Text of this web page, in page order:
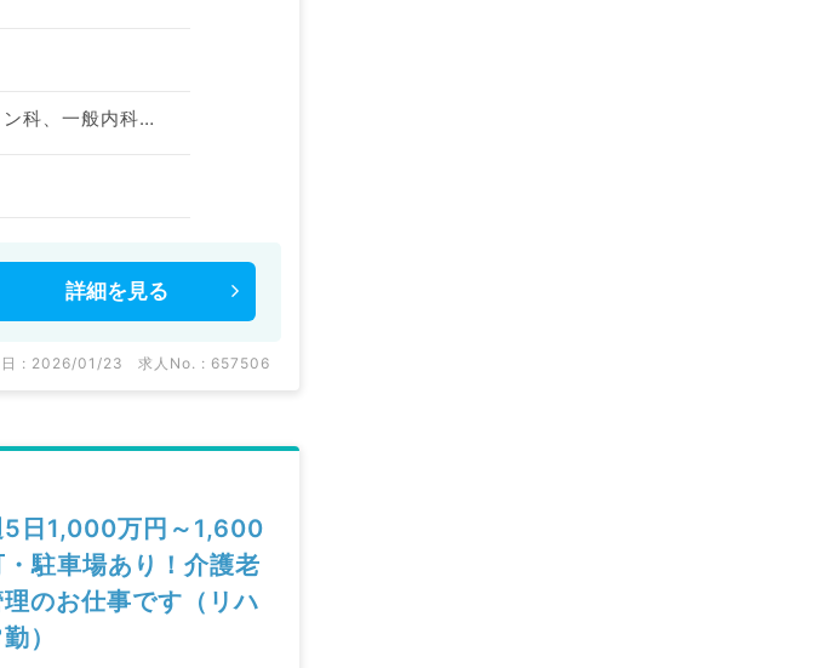
神経内科、整形外科、脳神経外科、リハビリテーション科、一般内科、循環器内科、呼吸器内科、消化器内科、内分泌・代謝内科
詳細を 見る
日 : 2026/01/23 求人No. : 657506
5日1,000万円～1,600
駐車場あり！介護老
のお仕事です（リハ
）